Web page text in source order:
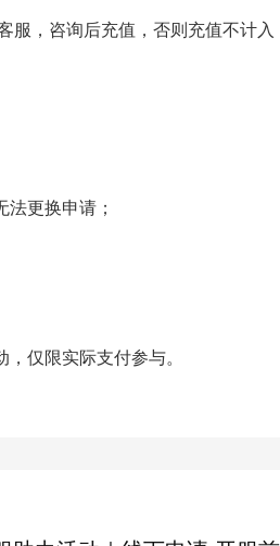
服，咨询后充值，否则充值不计入
更换申请；
仅限实际支付参与。